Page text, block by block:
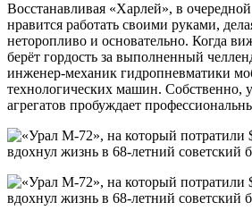
Восстанавливая «Харлей», в
нравится работать своими руками,
неторопливо и основательно. Когда
берёт гордость за выполненный
инженер-механик гидропневматики
технологических машин. Собственно,
агрегатов пробуждает